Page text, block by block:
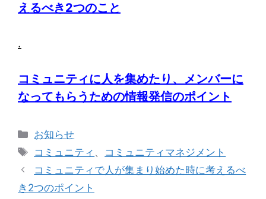
えるべき2つのこと
.
コミュニティに人を集めたり、メンバーに
なってもらうための情報発信のポイント
カ
テ
リ
ー
お知らせ
タ
グ
コミュニティ 、 コミュニティマネジメント
コミュニティで人が集まり始めた時に考えるべ
き2つのポイント